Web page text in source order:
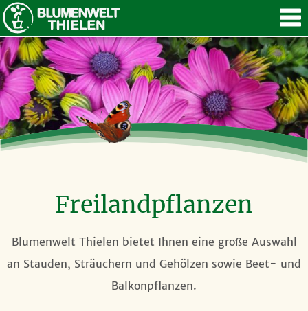
Freilandpflanzen
Blumenwelt Thielen bietet Ihnen eine große Auswahl
an Stauden, Sträuchern und Gehölzen sowie Beet- und
Balkonpflanzen.
ANGEBOT
ÜBER UNS
SERVICE
KONTAKT
GUTSCHEIN
NACH OBEN